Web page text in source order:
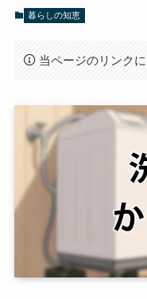
暮らしの知恵
当ページのリンク